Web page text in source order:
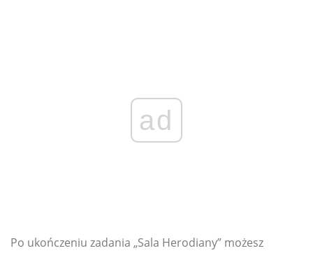
ad
Po ukończeniu zadania „Sala Herodiany” możesz